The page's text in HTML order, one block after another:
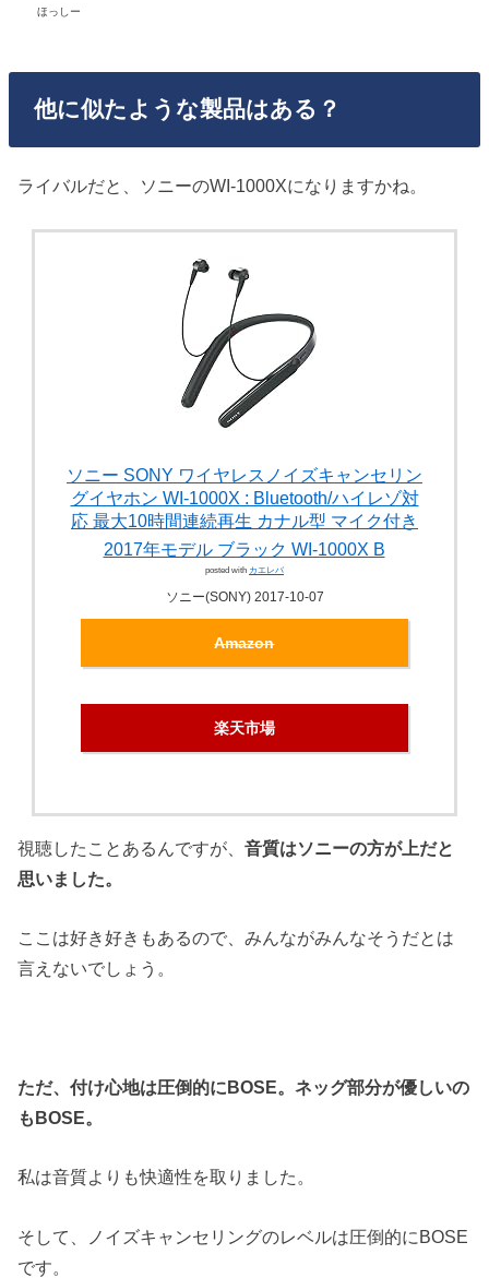
ほっしー
他に似たような製品はある？
ライバルだと、ソニーのWI-1000Xになりますかね。
ソニー SONY ワイヤレスノイズキャンセリン
グイヤホン WI-1000X : Bluetooth/ハイレゾ対
応 最大10時間連続再生 カナル型 マイク付き
2017年モデル ブラック WI-1000X B
posted with カエレバ
ソニー(SONY) 2017-10-07
Amazon
楽天市場
視聴したことあるんですが、音質はソニーの方が上だと
思いました。
ここは好き好きもあるので、みんながみんなそうだとは
言えないでしょう。
ただ、付け心地は圧倒的にBOSE。ネッグ部分が優しいの
もBOSE。
私は音質よりも快適性を取りました。
そして、ノイズキャンセリングのレベルは圧倒的にBOSE
です。